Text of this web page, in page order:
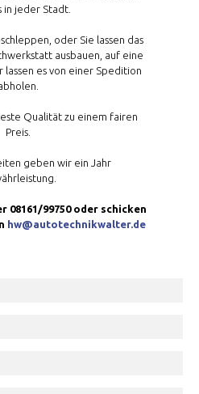
in jeder Stadt.
oder Sie lassen das
ausbauen, auf eine
lassen es von einer Spedition
Qualität zu einem fairen
Preis.
geben wir ein Jahr
08161/99750 oder schicken
hw@autotechnikwalter.de